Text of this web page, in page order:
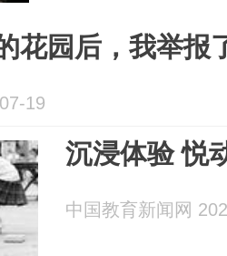
花园后，我举报
19
沉浸体验 悦
中国教育新闻网